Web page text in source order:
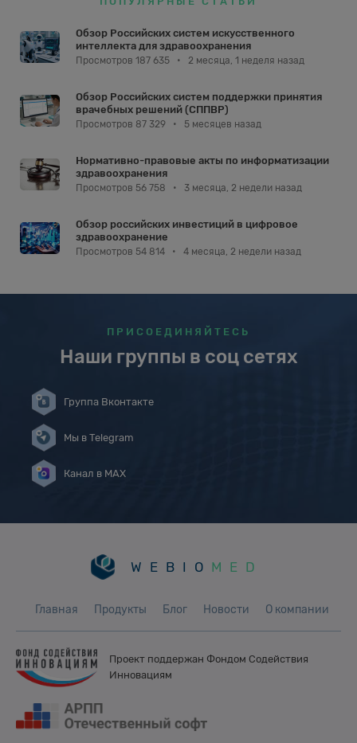
Обзор Российских систем искусственного
интеллекта для здравоохранения
Просмотров 187 635 • 2 месяца, 1 неделя назад
Обзор Российских систем поддержки принятия
врачебных решений (СППВР)
Просмотров 87 329 • 5 месяцев назад
Нормативно-правовые акты по информатизации
здравоохранения
Просмотров 56 758 • 3 месяца, 2 недели назад
Обзор российских инвестиций в цифровое
здравоохранение
Просмотров 54 814 • 4 месяца, 2 недели назад
ПРИСОЕДИНЯЙТЕСЬ
Наши группы в соц сетях
Группа Вконтакте
Мы в Telegram
Канал в MAX
WEBIO MED
Главная Продукты Блог Новости О компании
Проект поддержан Фондом Содействия
Инновациям